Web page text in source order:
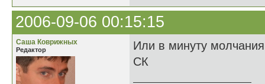
2006-09-06 00:15:15
Саша Коврижных
Редактор
Или в минуту
СК